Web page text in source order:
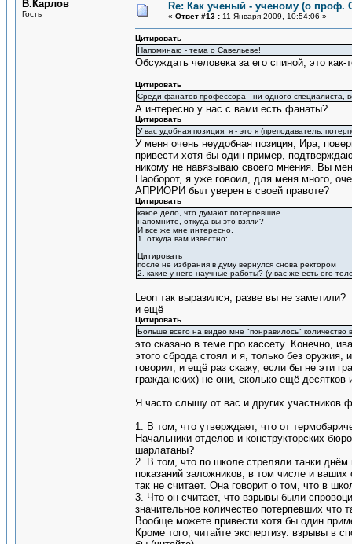
В.Карлов
Гость
Re: Как ученый - ученому (о проф.
« Ответ #13 : 11 Января 2009, 10:54:06 »
Цитировать
Напоминаю - тема о Савельеве!
Обсуждать человека за его спиной, это
Цитировать
Среди фанатов профессора - ни одного специалиста,
А интересно у нас с вами есть фанаты?
Цитировать
У вас удобная позиция: я - это я (преподаватель,
У меня очень неудобная позиция, Ира,
привести хотя бы один пример,
никому не навязываю своего мнения. Вы
Наоборот, я уже говоил, для меня много,
АПРИОРИ был уверен в своей правоте?
Цитировать
какое дело, что думают потерпевшие.
напомните, откуда вы это взяли?
И все же мне интересно,
1. откуда вам известно:
Цитировать
после не избрания в думу вернулся снова ректором
2. какие у него научные работы? (у вас же есть его
Leon так выразился, разве вы не заметили?
и ещё
Цитировать
Больше всего на видео мне "понравилось" количество
это сказано в теме про кассету. Конечно,
этого сброда стоял и я, только без
говорил, и ещё раз скажу, если бы не эти
гражданских) не они, сколько ещё
Я часто слышу от вас и других
1. В том, что утверждает, что от
Начальники отделов и конструкторских
шарлатаны?
2. В том, что по школе стреляли танки
показаний заложников, в том числе и
так не считает. Она говорит о том, что в
3. Что он считает, что взрывы были
значительное количество потерпевших что
Вообще можете привести хотя бы один
Кроме того, читайте экспертизу. взрывы в